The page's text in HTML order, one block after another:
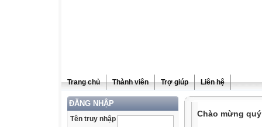
Trang chủ Thành viên Trợ giúp Liên hệ
ĐĂNG NHẬP
Tên truy nhập
Chào mừng